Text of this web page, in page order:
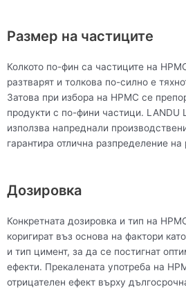
Размер на частиците
Колкото по-фин са частиците на
разтварят и толкова по-силно е
Затова при избора на HPMC се
продукти с по-фини частици. LANDU
използва напреднали
гарантира отлична разпределение
Дозировка
Конкретната дозировка и тип на
коригират въз основа на фактори
и тип цимент, за да се постигнат
ефекти. Прекалената употреба на
отрицателен ефект върху